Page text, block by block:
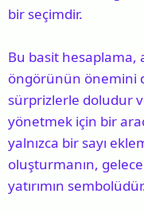
bir seçimdir.
Bu basit hesaplama,
öngörünün önemini
sürprizlerle doludur
yönetmek için bir
yalnızca bir sayı
oluşturmanın,
yatırımın